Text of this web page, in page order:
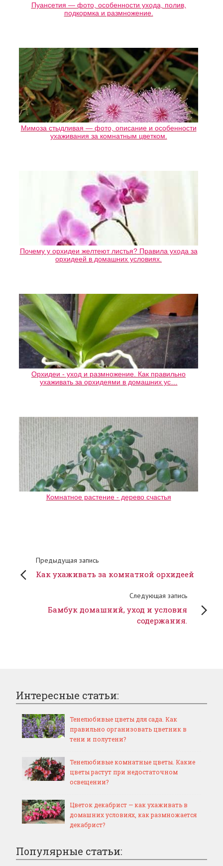
Пуансетия — фото, особенности ухода, полив,
подкормка и размножение.
Мимоза стыдливая — фото, описание и особенности
ухаживания за комнатным цветком.
Почему у орхидеи желтеют листья? Правила ухода за
орхидеей в домашних условиях.
Орхидеи - уход и размножение. Как правильно
ухаживать за орхидеями в домашних ус…
Комнатное растение - дерево счастья
Предыдущая запись
Как ухаживать за комнатной орхидеей
Следующая запись
Бамбук домашний, уход и условия
содержания.
Интересные статьи:
Тенелюбивые цветы для сада. Как
правильно организовать цветник в
тени и полутени?
Тенелюбивые комнатные цветы. Какие
цветы растут при недостаточном
освещении?
Цветок декабрист — как ухаживать в
домашних условиях, как размножается
декабрист?
Популярные статьи: